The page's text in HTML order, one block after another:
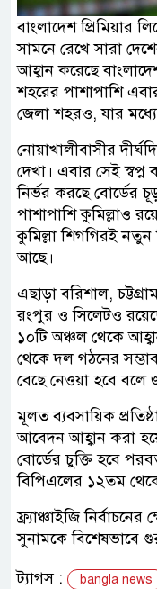
বাংলাদেশ প্রিমিয়ার
সামনে রেখে সারা
আহ্বান করেছে
শহরের পাশাপাশি
জেলা শহরও, যার
নোয়াখালীবাসীর
দেখা। এবার সেই
নির্ভর করছে বোর্ডের
পাশাপাশি কুমিল্লাও
কুমিল্লা শিগগিরই
আছে।
এছাড়া বরিশাল,
রংপুর ও সিলেটও
১০টি অঞ্চল থেকে
থেকে দল গঠনের
বেছে নেওয়া হবে বলে
মূলত ব্যবসায়িক
আবেদন আহ্বান করা
বোর্ডের চুক্তি হবে
বিপিএলের ১২তম
ফ্র্যাঞ্চাইজি
সুনামকে বিশেষভাবে
ট্যাগস :
bangla news